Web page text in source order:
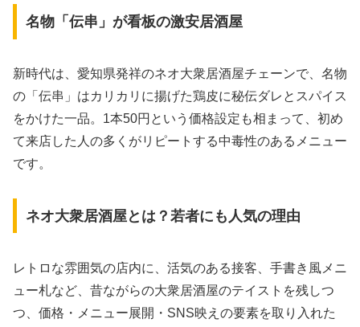
名物「伝串」が看板の激安居酒屋
新時代は、愛知県発祥のネオ大衆居酒屋チェーンで、名物
の「伝串」はカリカリに揚げた鶏皮に秘伝ダレとスパイス
をかけた一品。1本50円という価格設定も相まって、初め
て来店した人の多くがリピートする中毒性のあるメニュー
です。
ネオ大衆居酒屋とは？若者にも人気の理由
レトロな雰囲気の店内に、活気のある接客、手書き風メニ
ュー札など、昔ながらの大衆居酒屋のテイストを残しつ
つ、価格・メニュー展開・SNS映えの要素を取り入れた